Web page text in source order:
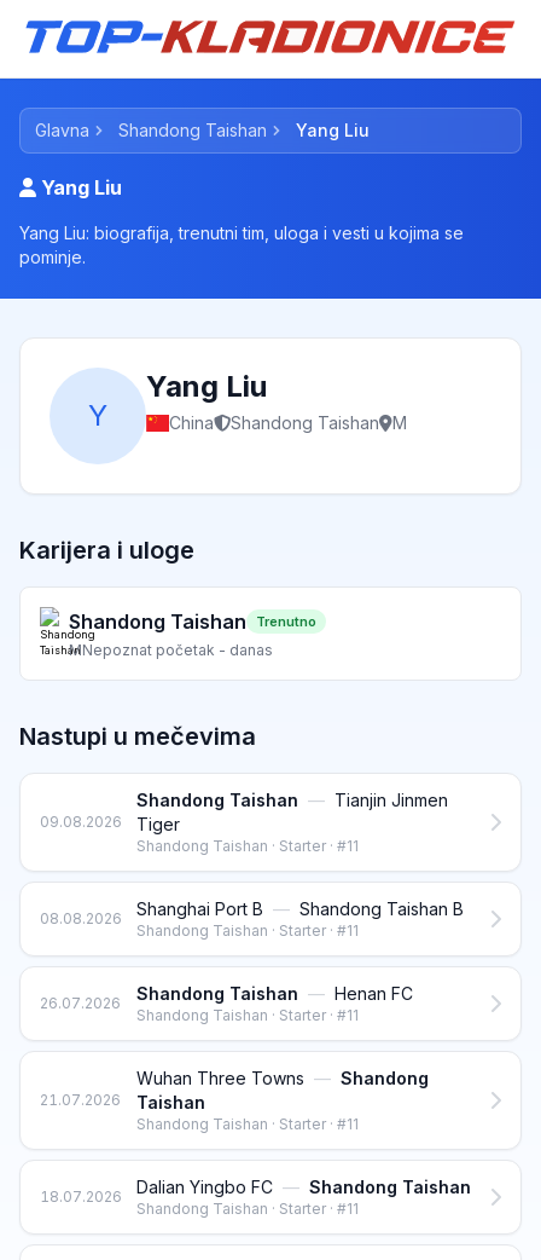
Glavna Shandong Taishan Yang Liu
Yang Liu
Yang Liu: biografija, trenutni tim, uloga i vesti u kojima se
pominje.
Y
Yang Liu
China Shandong Taishan M
Karijera i uloge
Shandong Taishan Trenutno
MNepoznat početak - danas
Nastupi u mečevima
09.08.2026
Shandong Taishan — Tianjin Jinmen
Tiger
Shandong Taishan · Starter · #11
08.08.2026 Shanghai Port B — Shandong Taishan B
Shandong Taishan · Starter · #11
26.07.2026 Shandong Taishan — Henan FC
Shandong Taishan · Starter · #11
21.07.2026
Wuhan Three Towns — Shandong
Taishan
Shandong Taishan · Starter · #11
18.07.2026 Dalian Yingbo FC — Shandong Taishan
Shandong Taishan · Starter · #11